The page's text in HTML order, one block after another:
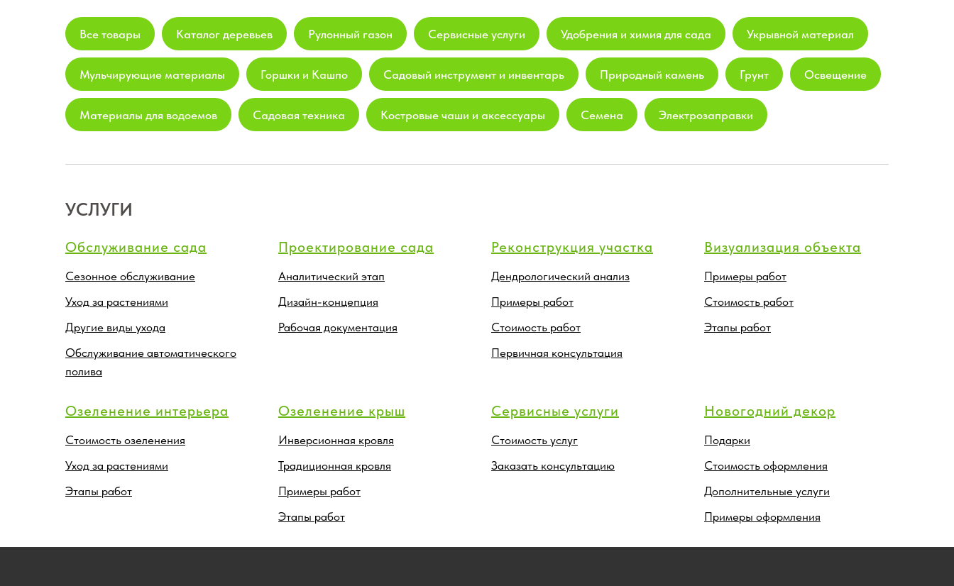
Все товары Каталог деревьев Рулонный газон Сервисные услуги Удобрения и химия для сада Укрывной материал
Мульчирующие материалы Горшки и Кашпо Садовый инструмент и инвентарь Природный камень Грунт Освещение
Материалы для водоемов Садовая техника Костровые чаши и аксессуары Семена Электрозаправки
УСЛУГИ
Обслуживание сада
Сезонное обслуживание
Уход за растениями
Другие виды ухода
Обслуживание автоматического
полива
Проектирование сада
Аналитический этап
Дизайн-концепция
Рабочая документация
Реконструкция участка
Дендрологический анализ
Примеры работ
Стоимость работ
Первичная консультация
Визуализация объекта
Примеры работ
Стоимость работ
Этапы работ
Озеленение интерьера
Стоимость озеленения
Уход за растениями
Этапы работ
Озеленение крыш
Инверсионная кровля
Традиционная кровля
Примеры работ
Этапы работ
Сервисные услуги
Стоимость услуг
Заказать консультацию
Новогодний декор
Подарки
Стоимость оформления
Дополнительные услуги
Примеры оформления